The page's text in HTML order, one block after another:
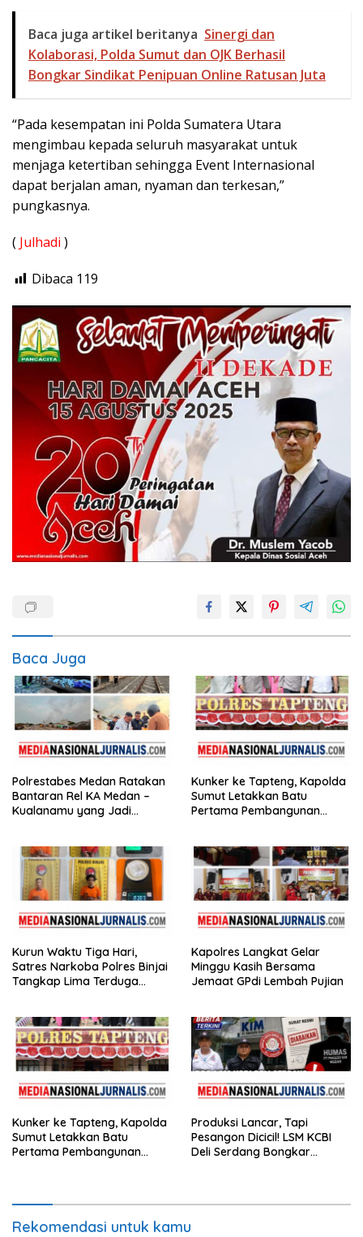
Baca juga artikel beritanya Sinergi dan
Kolaborasi, Polda Sumut dan OJK Berhasil
Bongkar Sindikat Penipuan Online Ratusan Juta
“Pada kesempatan ini Polda Sumatera Utara
mengimbau kepada seluruh masyarakat untuk
menjaga ketertiban sehingga Event Internasional
dapat berjalan aman, nyaman dan terkesan,”
pungkasnya.
( Julhadi )
Dibaca 119
Baca Juga
Polrestabes Medan Ratakan
Bantaran Rel KA Medan –
Kualanamu yang Jadi
Beragam Senjata Disita
Kunker ke Tapteng, Kapolda
Sumut Letakkan Batu
Pertama Pembangunan
Kurun Waktu Tiga Hari,
Satres Narkoba Polres Binjai
Tangkap Lima Terduga
Kapolres Langkat Gelar
Minggu Kasih Bersama
Jemaat GPdi Lembah Pujian
Kunker ke Tapteng, Kapolda
Sumut Letakkan Batu
Pertama Pembangunan
Produksi Lancar, Tapi
Pesangon Dicicil! LSM KCBI
Deli Serdang Bongkar
Rekomendasi untuk kamu